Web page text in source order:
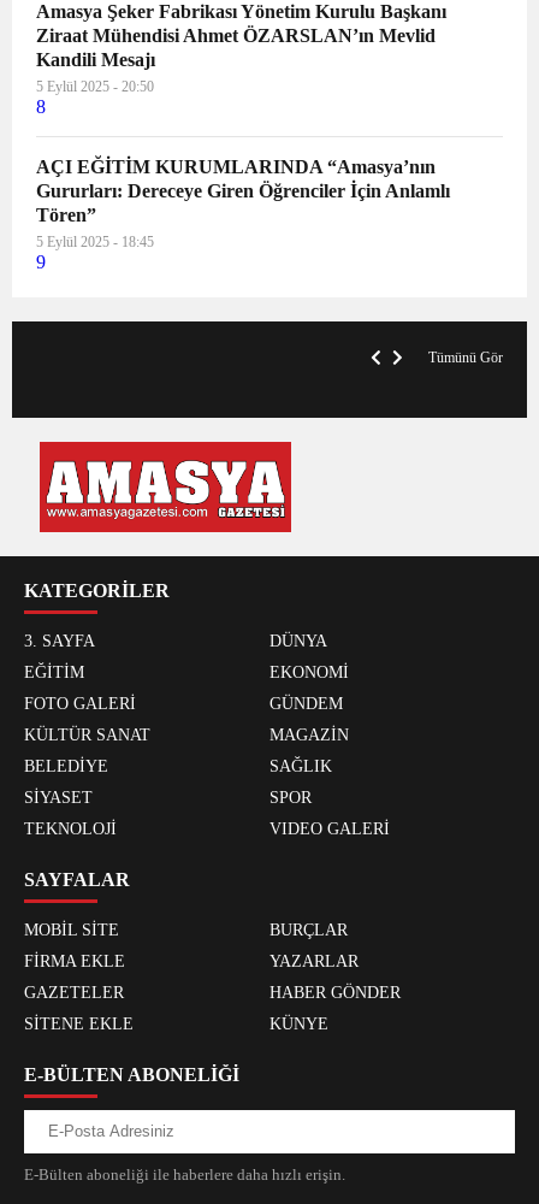
Amasya Şeker Fabrikası Yönetim Kurulu Başkanı
Ziraat Mühendisi Ahmet ÖZARSLAN’ın Mevlid
Kandili Mesajı
5 Eylül 2025 - 20:50
8
AÇI EĞİTİM KURUMLARINDA “Amasya’nın
Gururları: Dereceye Giren Öğrenciler İçin Anlamlı
Tören”
5 Eylül 2025 - 18:45
9
Tümünü Gör
KATEGORİLER
3. SAYFA
DÜNYA
EĞİTİM
EKONOMİ
FOTO GALERİ
GÜNDEM
KÜLTÜR SANAT
MAGAZİN
BELEDİYE
SAĞLIK
SİYASET
SPOR
TEKNOLOJİ
VIDEO GALERİ
SAYFALAR
MOBİL SİTE
BURÇLAR
FİRMA EKLE
YAZARLAR
GAZETELER
HABER GÖNDER
SİTENE EKLE
KÜNYE
E-BÜLTEN ABONELİĞİ
E-Bülten aboneliği ile haberlere daha hızlı erişin.